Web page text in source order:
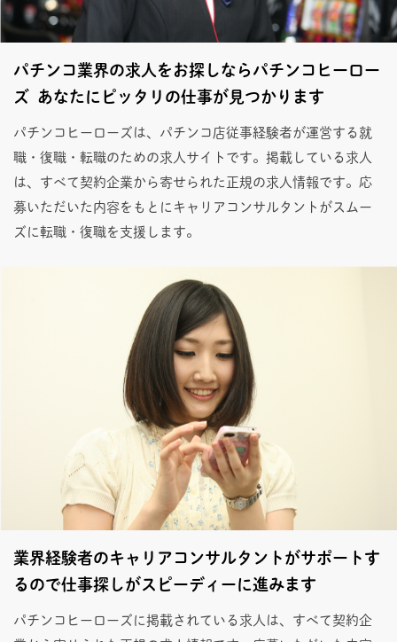
パチンコ業界の求人をお探しならパチンコヒーロー
ズ あなたにピッタリの仕事が見つかります
パチンコヒーローズは、パチンコ店従事経験者が運営する就
職・復職・転職のための求人サイトです。掲載している求人
は、すべて契約企業から寄せられた正規の求人情報です。応
募いただいた内容をもとにキャリアコンサルタントがスムー
ズに転職・復職を支援します。
業界経験者のキャリアコンサルタントがサポートす
るので仕事探しがスピーディーに進みます
パチンコヒーローズに掲載されている求人は、すべて契約企